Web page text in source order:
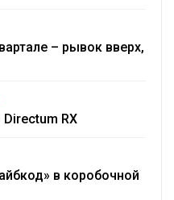
– рывок вверх,
RX
в коробочной